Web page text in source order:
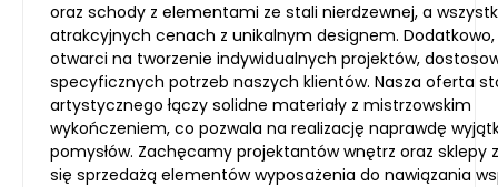
oraz schody z elementami ze stali nierdzewnej, a
atrakcyjnych cenach z unikalnym designem.
otwarci na tworzenie indywidualnych projektów,
specyficznych potrzeb naszych klientów. Nasza oferta
artystycznego łączy solidne materiały z mistrzowskim
wykończeniem, co pozwala na realizację naprawdę
pomysłów. Zachęcamy projektantów wnętrz oraz sklepy
się sprzedażą elementów wyposażenia do nawiązania